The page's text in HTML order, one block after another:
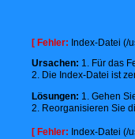
[ Fehler: Index-Datei (/
Ursachen: 1. Für das
2. Die Index-Datei ist
Lösungen: 1. Gehen
2. Reorganisieren Sie
[ Fehler: Index-Datei (/